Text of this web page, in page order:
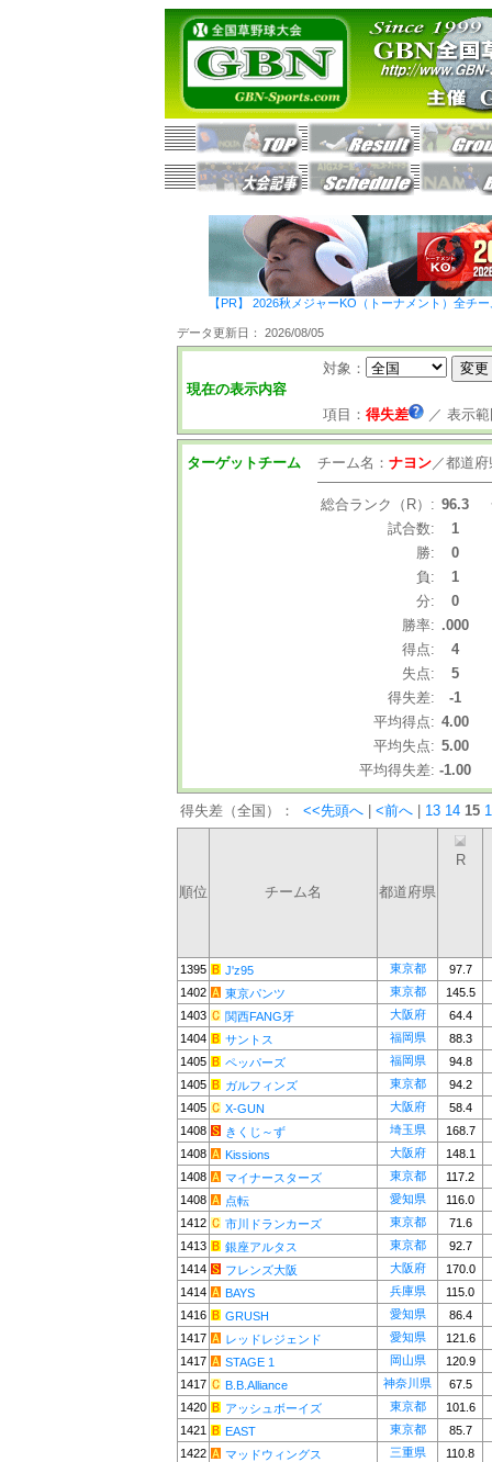
【PR】 2026秋メジャーKO（トーナメント）全チ
データ更新日： 2026/08/05
現在の表示内容
対象：
項目： 得失差 ／ 表示
ターゲットチーム チーム名： ナヨン／都道府
総合ランク（R）: 96.3
試合数:
1
勝:
0
負:
1
分:
0
勝率: .000
得点:
4
失点:
5
得失差:
-1
平均得点: 4.00
平均失点: 5.00
平均得失差: -1.00
得失差（全国）： <<先頭へ <前へ 13 14 15
順位 チーム名 都道府県
R
1395 J'z95 東京都
97.7
1402
東京パンツ 東京都
145.5
1403
関西FANG牙 大阪府
64.4
1404
サントス 福岡県
88.3
1405
ペッパーズ 福岡県
94.8
1405
ガルフィンズ 東京都
94.2
1405
X-GUN 大阪府
58.4
1408
きくじ～ず 埼玉県
168.7
1408
Kissions 大阪府
148.1
1408
マイナースターズ 東京都
117.2
1408
点転 愛知県
116.0
1412
市川ドランカーズ 東京都
71.6
1413
銀座アルタス 東京都
92.7
1414
フレンズ大阪 大阪府
170.0
1414
BAYS 兵庫県
115.0
1416
GRUSH 愛知県
86.4
1417
レッドレジェンド 愛知県
121.6
1417
STAGE 1 岡山県
120.9
1417
B.B.Alliance 神奈川県
67.5
1420
アッシュボーイズ 東京都
101.6
1421
EAST 東京都
85.7
1422
マッドウィングス 三重県
110.8